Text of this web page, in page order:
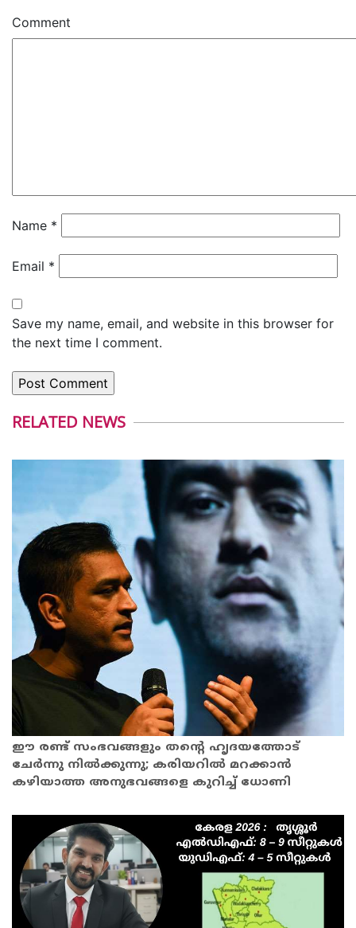
Comment
Name *
Email *
Save my name, email, and website in this browser for
the next time I comment.
RELATED NEWS
ഈ രണ്ട് സംഭവങ്ങളും തന്റെ ഹൃദയത്തോട്
ചേര്‍ന്നു നില്‍ക്കുന്നു; കരിയറില്‍ മറക്കാന്‍
കഴിയാത്ത അനുഭവങ്ങളെ കുറിച്ച് ധോണി